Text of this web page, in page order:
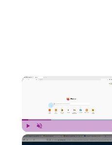
Play Unmute